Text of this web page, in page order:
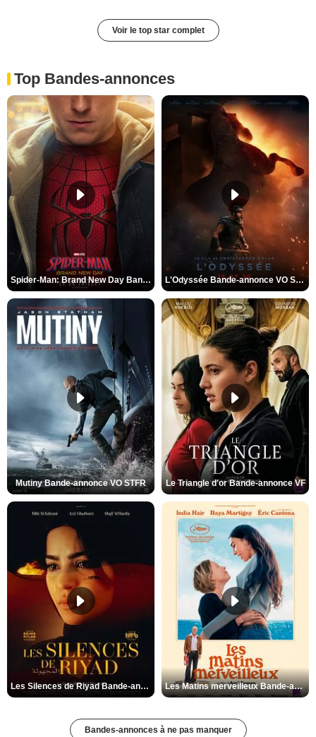
Voir le top star complet
Top Bandes-annonces
Spider-Man: Brand New Day Bande-annonce VO STFR L'Odyssée Bande-annonce VO STFR
Mutiny Bande-annonce VO STFR Le Triangle d'or Bande-annonce VF
Les Silences de Riyad Bande-annonce VO STFR Les Matins merveilleux Bande-annonce VF
Bandes-annonces à ne pas manquer